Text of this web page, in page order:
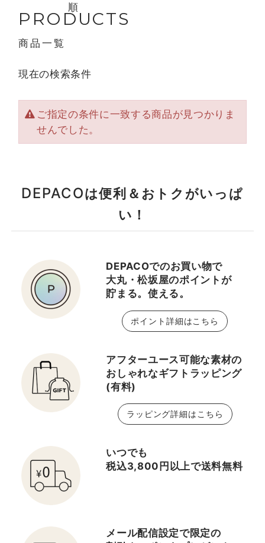
順
PRODUCTS
商品一覧
現在の検索条件
ご指定の条件に一致する商品が見つかりま
せんでした。
DEPACOは便利＆おトクがいっぱ
い！
DEPACOでのお買い物で
大丸・松坂屋のポイントが
貯まる。使える。
ポイント詳細はこちら
アフターユース可能な素材の
おしゃれなギフトラッピング
(有料)
ラッピング詳細はこちら
いつでも
税込3,800円以上で送料無料
メール配信設定で限定の